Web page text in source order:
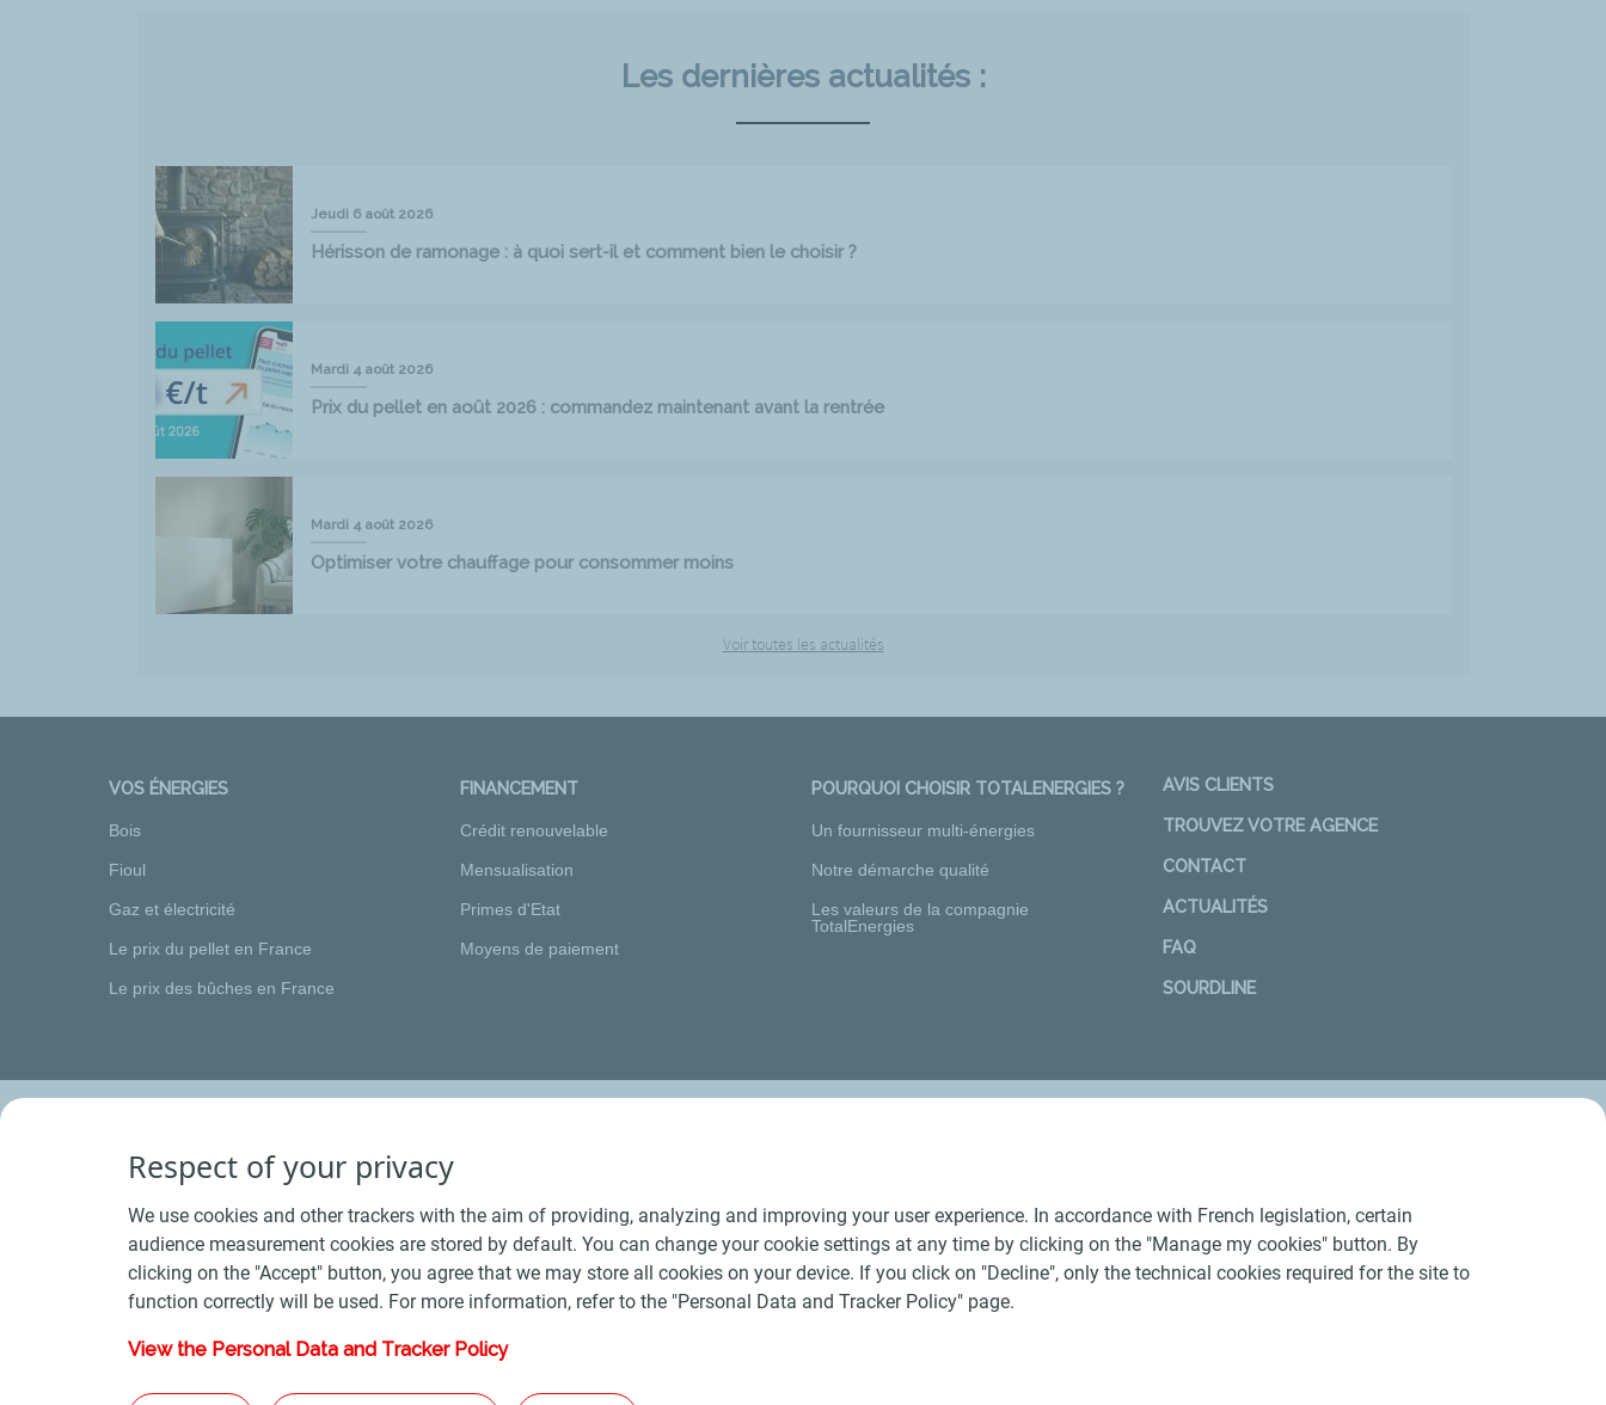
Les dernières actualités :
Jeudi 6 août 2026
Hérisson de ramonage : à quoi sert-il et comment bien le choisir ?
Mardi 4 août 2026
Prix du pellet en août 2026 : commandez maintenant avant la rentrée
Mardi 4 août 2026
Optimiser votre chauffage pour consommer moins
Voir toutes les actualités
VOS ÉNERGIES
Bois
Fioul
Gaz et électricité
Le prix du pellet en France
Le prix des bûches en France
FINANCEMENT
Crédit renouvelable
Mensualisation
Primes d'Etat
Moyens de paiement
POURQUOI CHOISIR TOTALENERGIES ?
Un fournisseur multi-énergies
Notre démarche qualité
Les valeurs de la compagnie
TotalEnergies
AVIS CLIENTS
TROUVEZ VOTRE AGENCE
CONTACT
ACTUALITÉS
FAQ
SOURDLINE
Conditions Générales de Vente Bois - Conditions Générales de Vente Produits Pétroliers
Plan du site - Les sites de la compagnie TotalEnergies
Respect of your privacy
We use cookies and other trackers with the aim of providing, analyzing and improving your user experience. In accordance with French legislation, certain
audience measurement cookies are stored by default. You can change your cookie settings at any time by clicking on the "Manage my cookies" button. By
clicking on the "Accept" button, you agree that we may store all cookies on your device. If you click on "Decline", only the technical cookies required for the site to
function correctly will be used. For more information, refer to the "Personal Data and Tracker Policy" page.
View the Personal Data and Tracker Policy